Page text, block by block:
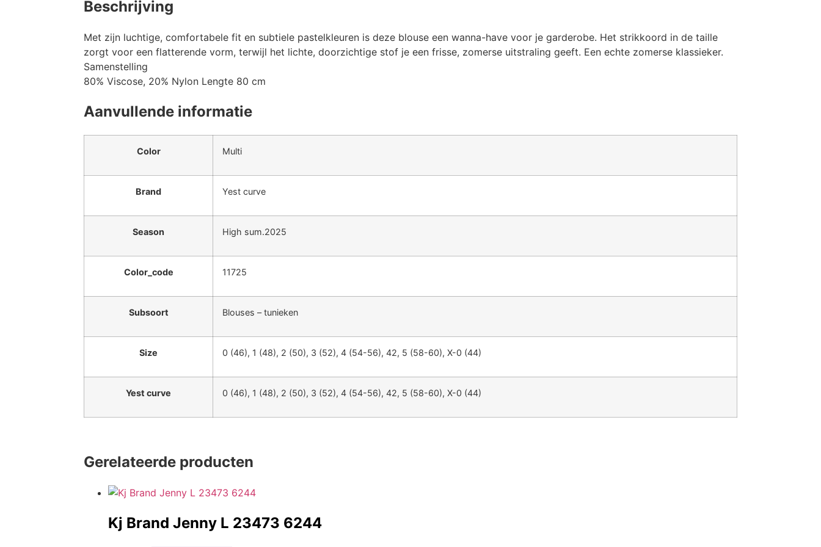
Beschrijving
Met zijn luchtige, comfortabele fit en subtiele pastelkleuren is deze blouse een wanna-have voor je garderobe. Het strikkoord in de taille
zorgt voor een flatterende vorm, terwijl het lichte, doorzichtige stof je een frisse, zomerse uitstraling geeft. Een echte zomerse klassieker.
Samenstelling
80% Viscose, 20% Nylon Lengte 80 cm
Aanvullende informatie
Color Multi
Brand Yest curve
Season High sum.2025
Color_code 11725
Subsoort Blouses – tunieken
Size 0 (46), 1 (48), 2 (50), 3 (52), 4 (54-56), 42, 5 (58-60), X-0 (44)
Yest curve 0 (46), 1 (48), 2 (50), 3 (52), 4 (54-56), 42, 5 (58-60), X-0 (44)
Gerelateerde producten
Kj Brand Jenny L 23473 6244